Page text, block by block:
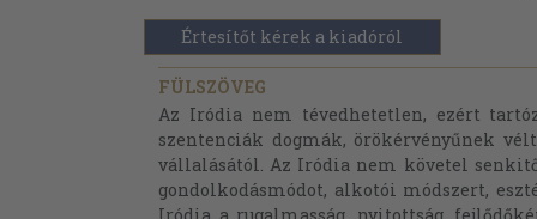
Értesítőt kérek a kiadóról
FÜLSZÖVEG
Az Iródia nem tévedhetetlen, ezért
szentenciák dogmák, örökérvényűnek
vállalásától. Az Iródia nem követel
gondolkodásmódot, alkotói módszert,